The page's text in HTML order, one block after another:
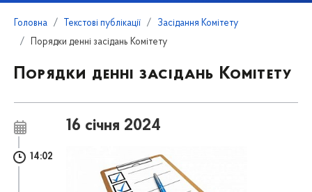
Головна Текстові публікації
Засідання Комітету
Порядки денні засідань Комітету
Порядки денні засідань Комітету
16 січня 2024
14:02